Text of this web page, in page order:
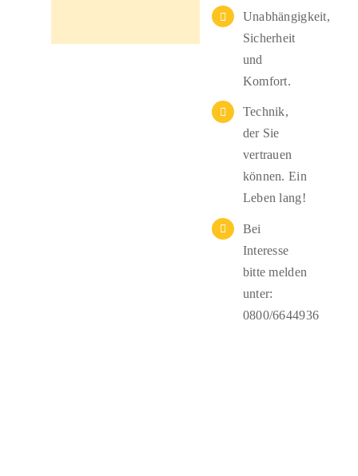
Unabhängigkeit,
Sicherheit
und
Komfort.
Technik,
der Sie
vertrauen
können. Ein
Leben lang!
Bei
Interesse
bitte melden
unter:
0800/6644936